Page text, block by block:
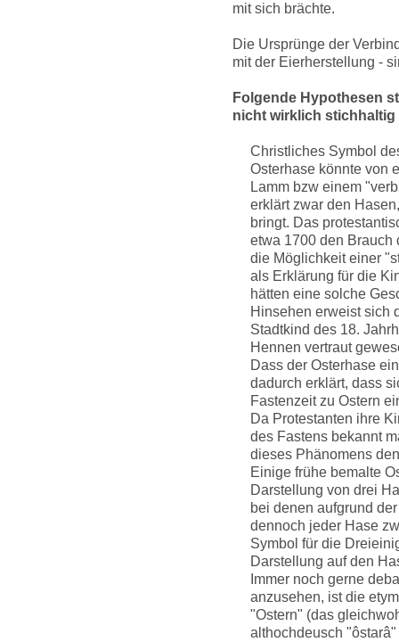
mit sich brächte.
Die Ursprünge der
mit der Eierherstellung -
Folgende Hypothesen
nicht wirklich stichhaltig
Christliches Symbol
Osterhase könnte von
Lamm bzw einem
erklärt zwar den
bringt. Das
etwa 1700 den Brauch
die Möglichkeit einer
als Erklärung für die
hätten eine solche
Hinsehen erweist sich
Stadtkind des 18.
Hennen vertraut
Dass der Osterhase
dadurch erklärt, dass
Fastenzeit zu Ostern
Da Protestanten ihre
des Fastens bekannt
dieses Phänomens
Einige frühe bemalte
Darstellung von drei
bei denen aufgrund
dennoch jeder Hase
Symbol für die
Darstellung auf den
Immer noch gerne
anzusehen, ist die
"Ostern" (das
althochdeusch